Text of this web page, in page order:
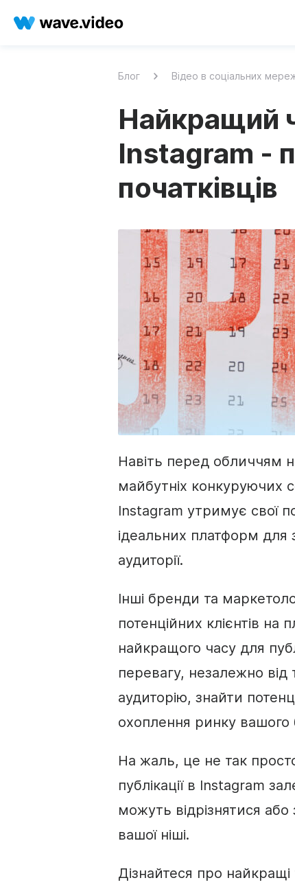
Блог Відео в соціальних
Найкращий
Instagram -
початківців
Навіть перед обличчям
майбутніх конкуруючих
Instagram утримує свої
ідеальних платформ для
аудиторії.
Інші бренди та
потенційних клієнтів на
найкращого часу для
перевагу, незалежно
аудиторію, знайти
охоплення ринку вашого
На жаль, це не так
публікації в Instagram
можуть відрізнятися
вашої ніші.
Дізнайтеся про